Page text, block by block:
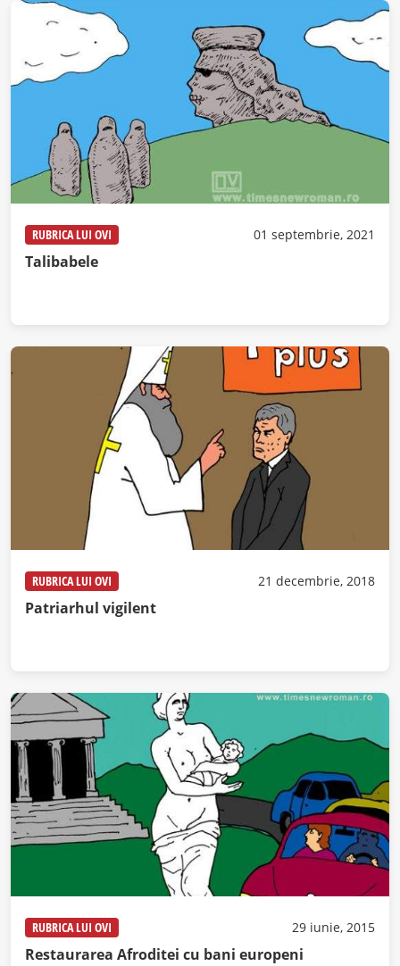
RUBRICA LUI OVI 01 septembrie, 2021
Talibabele
RUBRICA LUI OVI 21 decembrie, 2018
Patriarhul vigilent
RUBRICA LUI OVI 29 iunie, 2015
Restaurarea Afroditei cu bani europeni